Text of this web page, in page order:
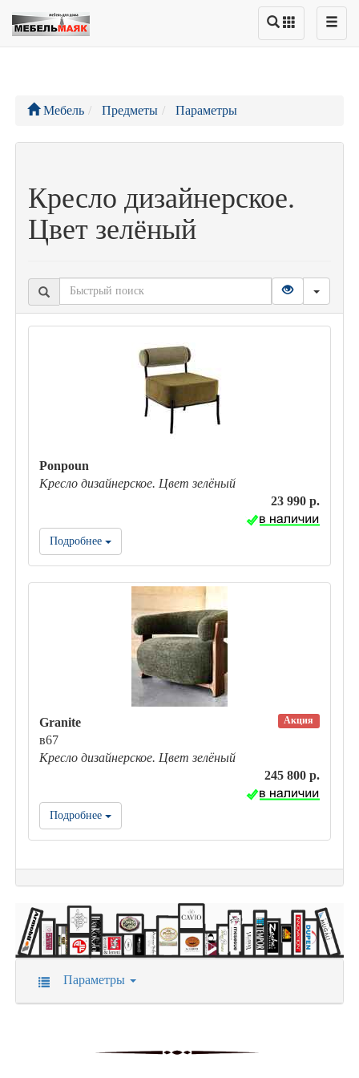
Мебель Предметы Параметры
Кресло дизайнерское.
Цвет зелёный
Ponpoun
Кресло дизайнерское. Цвет зелёный
23 990 р.
Подробнее
Акция
Granite
в67
Кресло дизайнерское. Цвет зелёный
245 800 р.
Подробнее
Параметры